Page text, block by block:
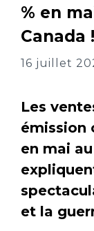
% en
Canada !
16 juillet
Les
émission
en mai
et la